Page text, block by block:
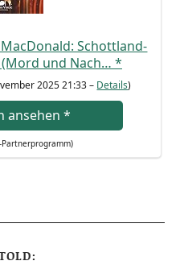
Schott­land-
und Nach… *
2025 21:33 – Details)
anse­hen*